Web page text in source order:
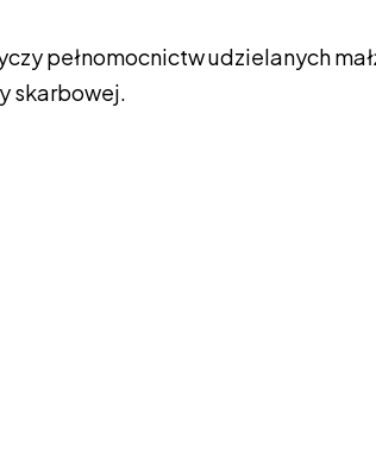
pełnomocnictw udzielanych
skarbowej.